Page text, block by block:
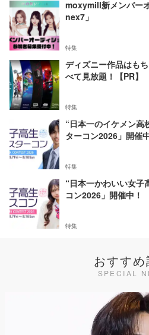
moxymill新メンバー
nex7」
特集
ディズニー作品はも
べて見放題！【PR】
特集
“日本一のイケメン高
ターコン2026」開催
特集
“日本一かわいい女子
コン2026」開催中！
特集
おすすめ
SPECIAL